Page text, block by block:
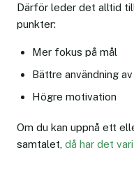
Därför leder det alltid
punkter:
Mer fokus på mål
Bättre användning
Högre motivation
Om du kan uppnå ett
samtalet, då har det